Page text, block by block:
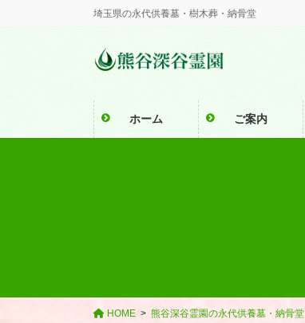
動
に
埼玉県の永代供養墓・樹木葬・納骨堂
ホーム ご案内
HOME 熊谷深谷霊園の永代供養墓・納骨堂